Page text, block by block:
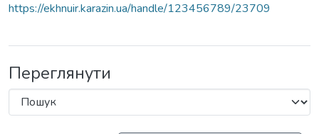
https://ekhnuir.karazin.ua/handle/123456789/23709
Переглянути